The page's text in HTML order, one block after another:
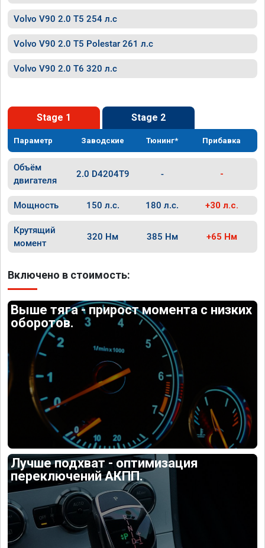
Volvo V90 2.0 T5 254 л.с
Volvo V90 2.0 T5 Polestar 261 л.с
Volvo V90 2.0 T6 320 л.с
Stage 1 Stage 2
Параметр Заводские Тюнинг* Прибавка
Объём
двигателя
2.0 D4204T9 - -
Мощность 150 л.с. 180 л.с. +30 л.с.
Крутящий
момент
320 Нм 385 Нм +65 Нм
Включено в стоимость:
Выше тяга - прирост момента с низких
оборотов.
Лучше подхват - оптимизация
переключений АКПП.